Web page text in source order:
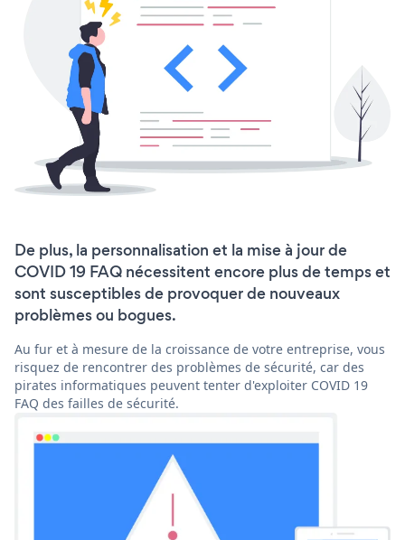
De plus, la personnalisation et la mise à jour de
COVID 19 FAQ nécessitent encore plus de temps et
sont susceptibles de provoquer de nouveaux
problèmes ou bogues.
Au fur et à mesure de la croissance de votre entreprise, vous
risquez de rencontrer des problèmes de sécurité, car des
pirates informatiques peuvent tenter d'exploiter COVID 19
FAQ des failles de sécurité.